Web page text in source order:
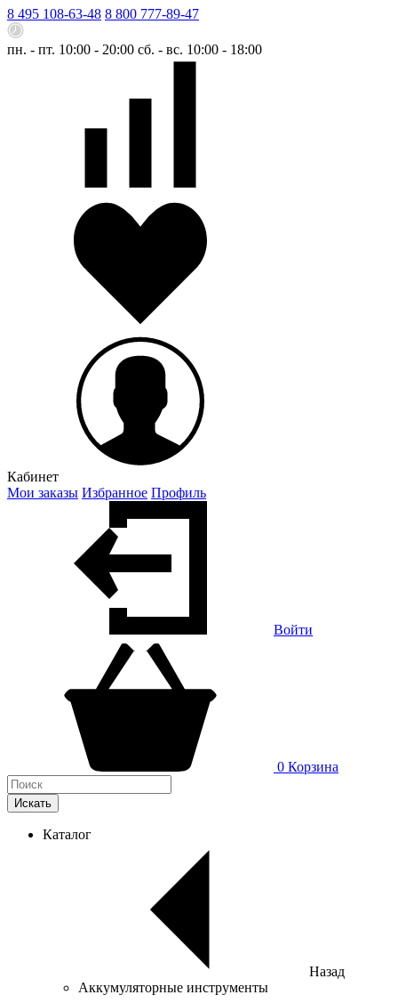
8 495 108-63-48 8 800 777-89-47
пн. - пт. 10:00 - 20:00 сб. - вс. 10:00 - 18:00
Кабинет
Мои заказы Избранное Профиль
Войти
0 Корзина
Искать
Каталог
Назад
Аккумуляторные инструменты